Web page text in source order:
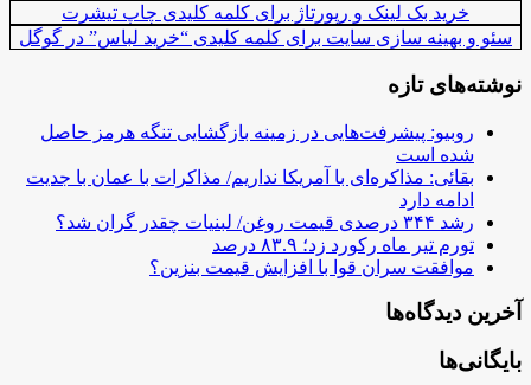
خرید بک لینک و رپورتاژ برای کلمه کلیدی چاپ تیشرت
سئو و بهینه سازی سایت برای کلمه کلیدی “خرید لباس” در گوگل
نوشته‌های تازه
روبیو: پیشرفت‌هایی در زمینه بازگشایی تنگه هرمز حاصل
شده است
بقائی: مذاکره‌ای با آمریکا نداریم/ مذاکرات با عمان با جدیت
ادامه دارد
رشد ۳۴۴ درصدی قیمت روغن/ لبنیات چقدر گران شد؟
تورم تیر ماه رکورد زد؛ ۸۳.۹ درصد
موافقت سران قوا با افزایش قیمت بنزین؟
آخرین دیدگاه‌ها
بایگانی‌ها